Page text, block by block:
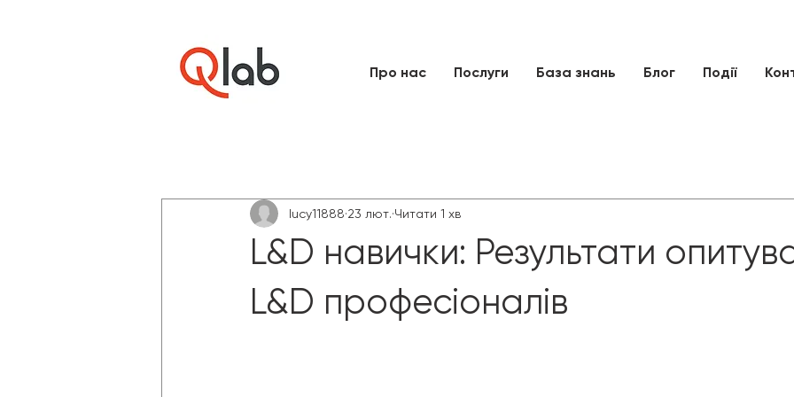
Про нас Послуги База знань Блог Події
L&D навички: Результати
L&D професіоналів
lucy11888 23 лют. Читати 1 хв